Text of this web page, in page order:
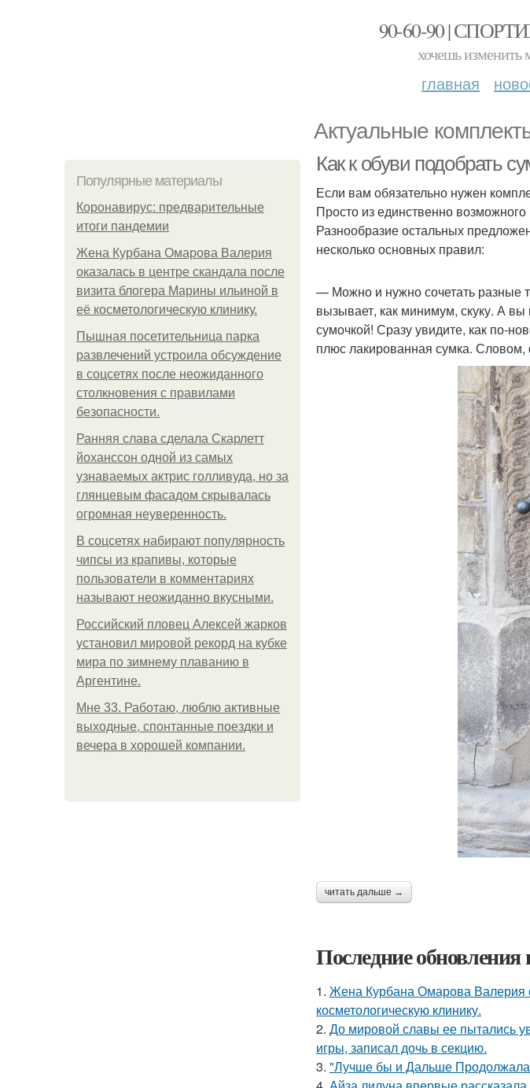
90-60-90 |
хочешь изменить
главная
Актуальные
Популярные материалы
Коронавирус: предварительные
итоги пандемии
Жена Курбана Омарова Валерия
оказалась в центре скандала после
визита блогера Марины ильиной в
её косметологическую клинику.
Пышная посетительница парка
развлечений устроила обсуждение
в соцсетях после неожиданного
столкновения с правилами
безопасности.
Ранняя слава сделала Скарлетт
йоханссон одной из самых
узнаваемых актрис голливуда, но за
глянцевым фасадом скрывалась
огромная неуверенность.
В соцсетях набирают популярность
чипсы из крапивы, которые
пользователи в комментариях
называют неожиданно вкусными.
Российский пловец Алексей жарков
установил мировой рекорд на кубке
мира по зимнему плаванию в
Аргентине.
Мне 33. Работаю, люблю активные
выходные, спонтанные поездки и
вечера в хорошей компании.
Как к обуви подобрать
Если вам обязательно нужен
Просто из единственно
Разнообразие остальных
несколько основных правил:
— Можно и нужно сочетать разные
вызывает, как минимум, скуку. А
сумочкой! Сразу увидите, как по-
плюс лакированная сумка. Словом,
читать дальше →
Последние обновления
1. Жена Курбана Омарова Валерия
косметологическую клинику.
2. До мировой славы ее пытались
игры, записал дочь в секцию.
3. "Лучше бы и Дальше Продолжала